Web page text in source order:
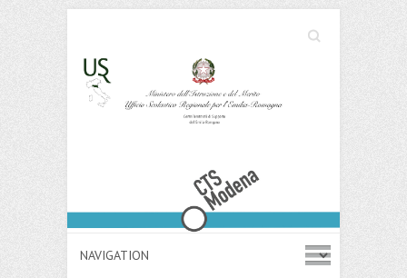
Search
Cerca